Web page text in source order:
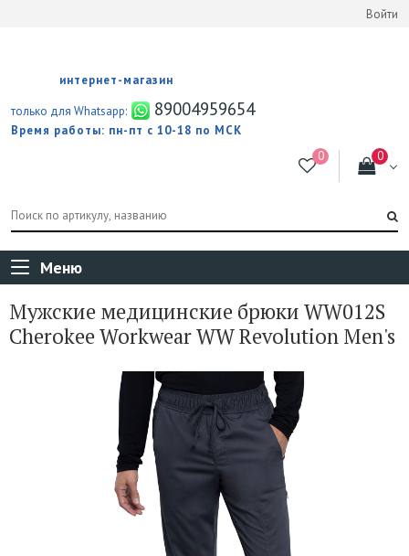
Войти
интернет-магазин
только для Whatsapp:
89004959654
Время работы: пн-пт с 10-18 по МСК
Меню
Мужские медицинские брюки WW012S
Cherokee Workwear WW Revolution Men's